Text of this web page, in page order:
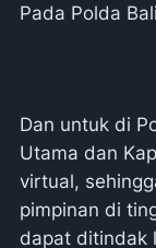
Pada Polda
Dan untuk di
Utama dan
virtual,
pimpinan di
dapat ditindak